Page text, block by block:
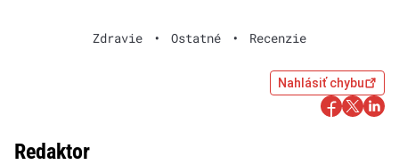
Zdravie • Ostatné • Recenzie
Nahlásiť chybu
Redaktor